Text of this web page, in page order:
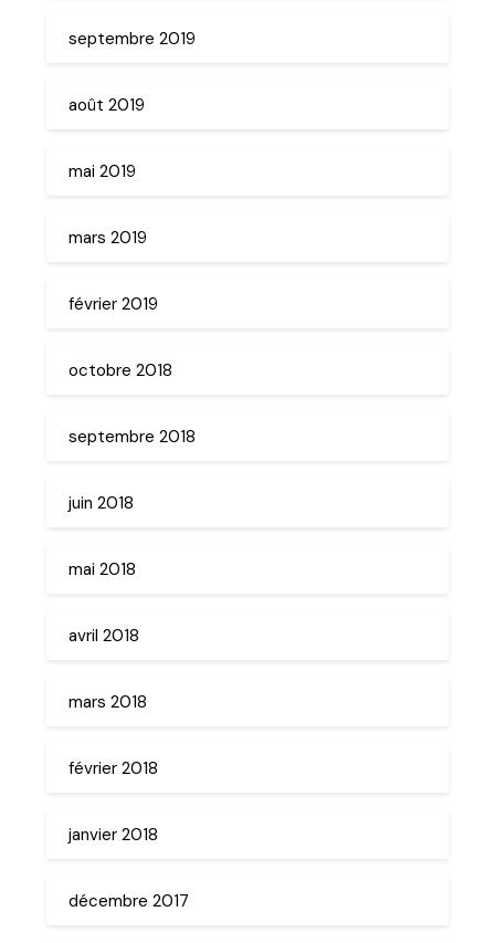
septembre 2019
août 2019
mai 2019
mars 2019
février 2019
octobre 2018
septembre 2018
juin 2018
mai 2018
avril 2018
mars 2018
février 2018
janvier 2018
décembre 2017